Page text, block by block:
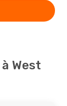
West